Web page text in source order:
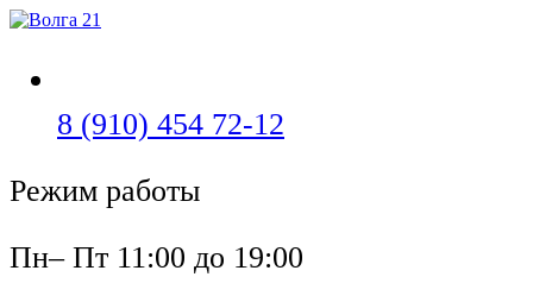
Перейти
8 (910) 454 72-12
Режим работы
Пн– Пт 11:00 до 19:00